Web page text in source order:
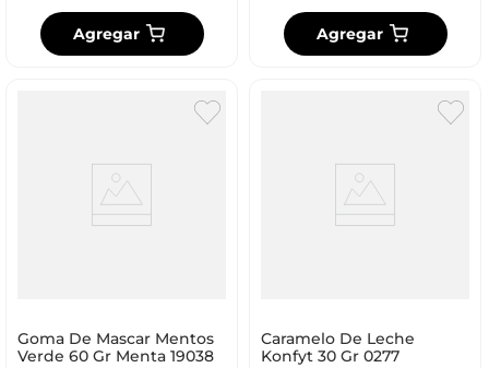
Agregar Agregar
Goma De Mascar Mentos
Verde 60 Gr Menta 19038
Caramelo De Leche
Konfyt 30 Gr 0277